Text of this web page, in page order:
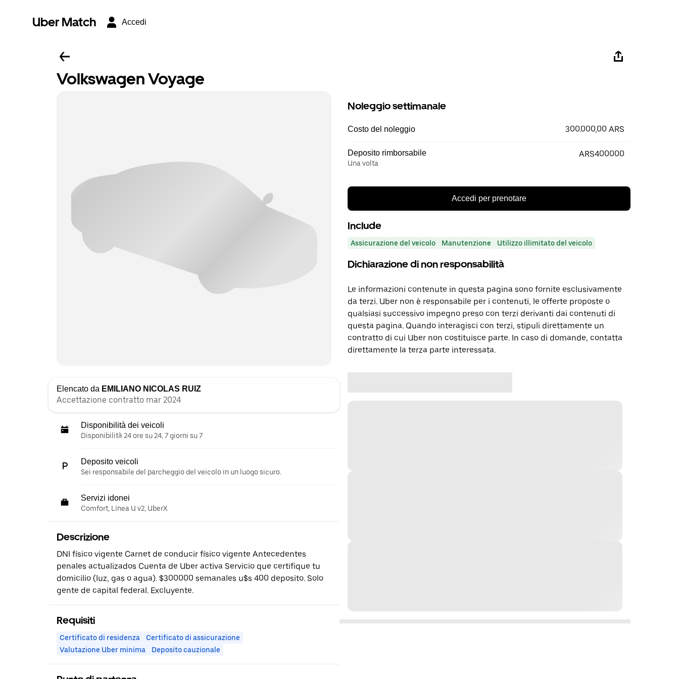
Uber Match Accedi
Volkswagen Voyage
Elencato da EMILIANO NICOLAS RUIZ
Accettazione contratto mar 2024
Disponibilità dei veicoli
Disponibilità 24 ore su 24, 7 giorni su 7
Deposito veicoli
Sei responsabile del parcheggio del veicolo in un luogo sicuro.
Servizi idonei
Comfort, Línea U v2, UberX
Descrizione
DNI físico vigente Carnet de conducir físico vigente Antecedentes
penales actualizados Cuenta de Uber activa Servicio que certifique tu
domicilio (luz, gas o agua). $300000 semanales u$s 400 deposito. Solo
gente de capital federal. Excluyente.
Requisiti
Certificato di residenza
Certificato di assicurazione
Valutazione Uber minima
Deposito cauzionale
Noleggio settimanale
Costo del noleggio 300.000,00 ARS
Deposito rimborsabile
Una volta
ARS400000
Accedi per prenotare
Include
Assicurazione del veicolo Manutenzione Utilizzo illimitato del veicolo
Dichiarazione di non responsabilità
Le informazioni contenute in questa pagina sono fornite esclusivamente
da terzi. Uber non è responsabile per i contenuti, le offerte proposte o
qualsiasi successivo impegno preso con terzi derivanti dai contenuti di
questa pagina. Quando interagisci con terzi, stipuli direttamente un
contratto di cui Uber non costituisce parte. In caso di domande, contatta
direttamente la terza parte interessata.